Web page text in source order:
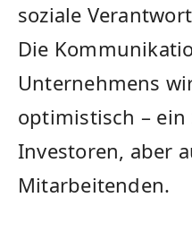
soziale
Die
Unternehmens
optimistisch – ein
Investoren, aber
Mitarbeitenden.